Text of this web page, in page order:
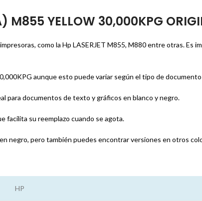
M855 YELLOW 30,000KPG
como la Hp LASERJET M855, M880 entre otras. Es
aunque esto puede variar según el tipo de
para documentos de texto y gráficos en blanco y negro.
facilita su reemplazo cuando se agota.
negro, pero también puedes encontrar versiones en otros
HP